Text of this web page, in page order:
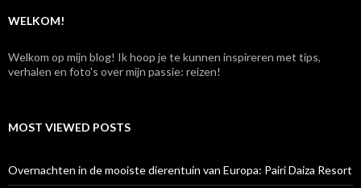
WELKOM!
Welkom op mijn blog! Ik hoop je te kunnen inspireren met tips,
verhalen en foto's over mijn passie: reizen!
MOST VIEWED POSTS
Overnachten in de mooiste dierentuin van Europa: Pairi Daiza Resort